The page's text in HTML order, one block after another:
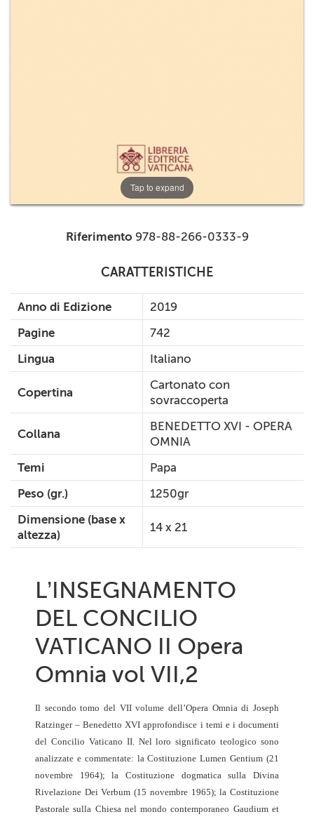
Tap to expand
Riferimento 978-88-266-0333-9
CARATTERISTICHE
Anno di Edizione
2019
Pagine
742
Lingua
Italiano
Copertina
Cartonato con
sovraccoperta
Collana
BENEDETTO XVI - OPERA
OMNIA
Temi
Papa
Peso (gr.)
1250gr
Dimensione (base x
altezza)
14 x 21
L’INSEGNAMENTO
DEL CONCILIO
VATICANO II Opera
Omnia vol VII,2
Il secondo tomo del VII volume dell’Opera Omnia di Joseph
Ratzinger – Benedetto XVI approfondisce i temi e i documenti
del Concilio Vaticano II. Nel loro significato teologico sono
analizzate e commentate: la Costituzione Lumen Gentium (21
novembre 1964); la Costituzione dogmatica sulla Divina
Rivelazione Dei Verbum (15 novembre 1965); la Costituzione
Pastorale sulla Chiesa nel mondo contemporaneo Gaudium et